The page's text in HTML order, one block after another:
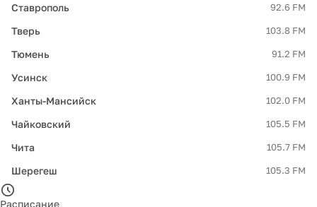
Ставрополь 92.6 FM
Тверь 103.8 FM
Тюмень 91.2 FM
Усинск 100.9 FM
Ханты-Мансийск 102.0 FM
Чайковский 105.5 FM
Чита 105.7 FM
Шерегеш 105.3 FM
Расписание